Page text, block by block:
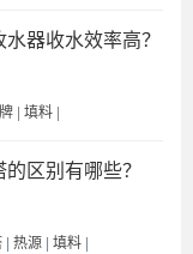
器收水效率高？
| 填料 |
区别有哪些？
| 热源 | 填料 |